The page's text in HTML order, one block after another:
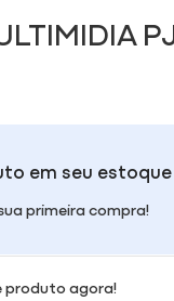
em seu estoque
primeira compra!
produto agora!